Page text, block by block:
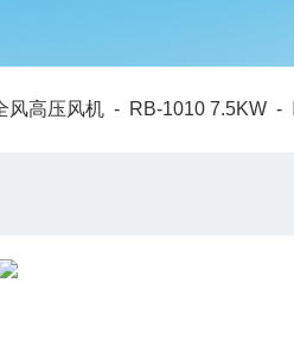
风高压风机 - RB-1010 7.5KW -